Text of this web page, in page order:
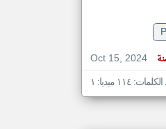
Oct 15, 2024
١١٤ ميديا: ١